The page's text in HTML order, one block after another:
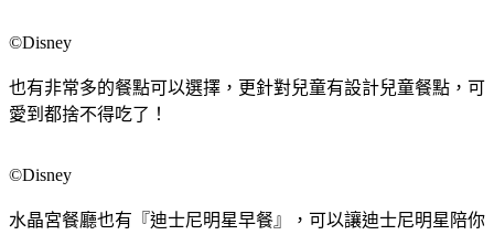
©Disney
也有非常多的餐點可以選擇，更針對兒童有設計兒童餐點，可
愛到都捨不得吃了！
©Disney
水晶宮餐廳也有『迪士尼明星早餐』，可以讓迪士尼明星陪你